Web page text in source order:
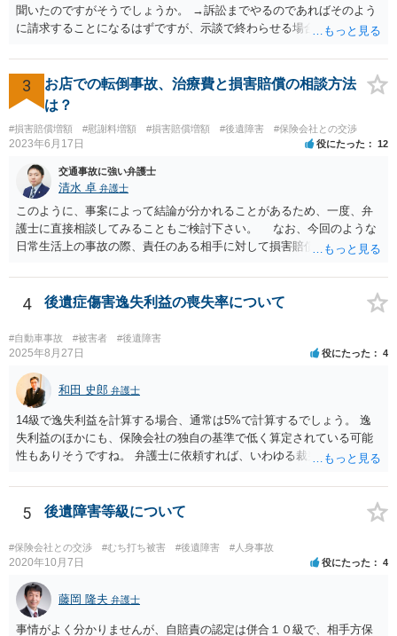
聞いたのですがそうでしょうか。 →訴訟までやるのであればそのよう
に請求することになるはずですが、示談で終わらせる場合には、そこ
ならほとんど充足できるか多くが返ってくるイメージなので頼むのも
いいかなと思うのですが。 →LAC基準でもそうかもしれませんし、交
通事故事案ではより定額の費用としている法律事務所も多いように思
います。費用面も含めて、弁護士さんを検討してみるとよいかもしれ
ませんね。 かなり具体的な話も多くなっているので、法律事務所に問
い合わせてみるとよいと思います。
3
お店での転倒事故、治療費と損害賠償の相談方法
は？
#損害賠償増額 #慰謝料増額 #損害賠償増額 #後遺障害 #保険会社との交渉
2023年6月17日 役にたった 12
交通事故に強い弁護士
清水 卓 弁護士
このように、事案によって結論が分かれることがあるため、一度、弁
護士に直接相談してみることもご検討下さい。 なお、今回のような
日常生活上の事故の際、責任のある相手に対して損害賠償請求する際
す（ご自宅の火災保険や自動車の任意保険等を確認してみて下さい。
加入したつもりがなくても、確認してみたら付いていたということが
4 後遺症傷害逸失利益の喪失率について
#自動車事故 #被害者 #後遺障害
2025年8月27日 役にたった 4
和田 史郎 弁護士
14級で逸失利益を計算する場合、通常は5%で計算するでしょう。 逸
失利益のほかにも、保険会社の独自の基準で低く算定されている可能
性もありそうですね。 弁護士に依頼すれば、いわゆる裁判基準程度の
5 後遺障害等級について
#保険会社との交渉 #むち打ち被害 #後遺障害 #人身事故
2020年10月7日 役にたった 4
藤岡 隆夫 弁護士
事情がよく分かりませんが、自賠責の認定は併合１０級で、相手方保